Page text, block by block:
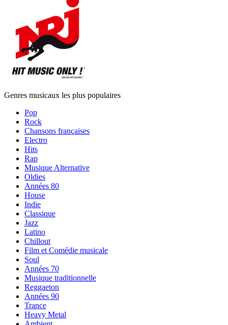
Genres musicaux les plus populaires
Pop
Rock
Chansons françaises
Electro
Hits
Rap
Musique Alternative
Oldies
Années 80
House
Indie
Classique
Jazz
Latino
Chillout
Film et Comédie musicale
Soul
Années 70
Musique traditionnelle
Reggaeton
Années 90
Trance
Heavy Metal